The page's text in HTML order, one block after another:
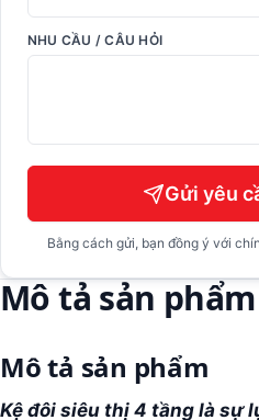
NHU CẦU / CÂU HỎI
Gửi yêu
Bằng cách gửi, bạn đồng ý với
Mô tả sản phẩm
Mô tả sản phẩm
Kệ đôi siêu thị 4 tầng là sự